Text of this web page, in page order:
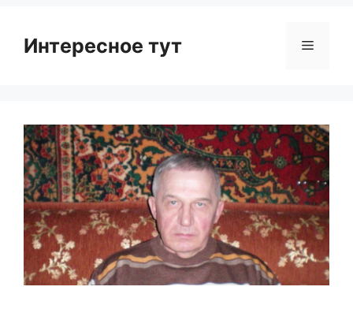
Интересное тут Menu